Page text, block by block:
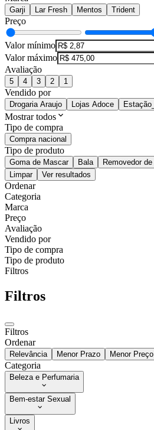
Garji Lar Fresh Mentos Trident
Preço
Valor mínimo
Valor máximo
Avaliação
5 4 3 2 1
Vendido por
Drogaria Araujo Lojas Adoce
Mostrar todos
Tipo de compra
Compra nacional
Tipo de produto
Goma de Mascar Bala Removedor
Limpar
Ver resultados
Ordenar
Categoria
Marca
Preço
Avaliação
Vendido por
Tipo de compra
Tipo de produto
Filtros
Filtros
Filtros
Ordenar
Relevância Menor Prazo Menor Preço
Categoria
Beleza e Perfumaria
Bem-estar Sexual
Livros